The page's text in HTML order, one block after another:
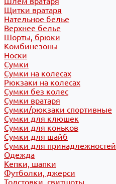
Щитки вратаря
Нательное белье
Верхнее белье
Шорты, брюки
Комбинезоны
Носки
Сумки
Сумки на колесах
Рюкзаки на колесах
Сумки без колес
Сумки вратаря
Сумки/рюкзаки спортивные
Сумки для клюшек
Сумки для коньков
Сумки для шайб
Сумки для принадлежностей
Одежда
Кепки, шапки
Футболки, джерси
Толстовки, свитшоты